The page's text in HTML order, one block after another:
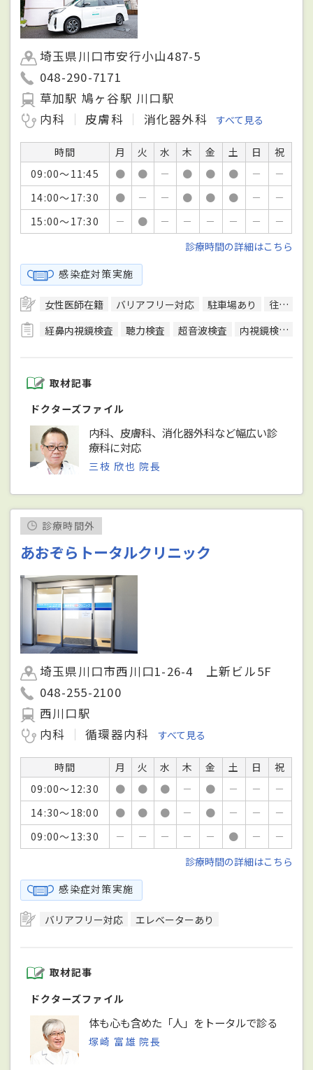
埼玉県川口市安行小山487-5
048-290-7171
草加駅 鳩ヶ谷駅 川口駅
内科
皮膚科 消化器外科 すべて見る
時間 月 火 水 木 金 土 日
祝
09:00～11:45
● ● － ● ● ● －
－
14:00～17:30
● － － ● ● ● －
－
15:00～17:30
－ ● － － － － －
－
診療時間の詳細はこちら
感染症対策実施
女性医師在籍 バリアフリー対応 駐車場あり 往診可
経鼻内視鏡検査
聴力検査 超音波検査 内視鏡検査
取材記事
ドクターズファイル
内科、皮膚科、消化器外科など幅広い診
療科に対応
三枝 欣也 院長
診療時間外
あおぞらトータルクリニック
埼玉県川口市西川口1-26-4 上新ビル5F
048-255-2100
西川口駅
内科
循環器内科 すべて見る
時間 月 火 水 木 金 土 日
祝
09:00～12:30
● ● ● － ● － －
－
14:30～18:00
● ● ● － ● － －
－
09:00～13:30
－ － － － － ● －
－
診療時間の詳細はこちら
感染症対策実施
バリアフリー対応 エレベーターあり
取材記事
ドクターズファイル
体も心も含めた「人」をトータルで診る
塚崎 富雄 院長